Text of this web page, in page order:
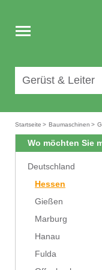
Toggle
navigation
Startseite > Baumaschinen >
Wo möchten Sie
Deutschland
Hessen
Gießen
Marburg
Hanau
Fulda